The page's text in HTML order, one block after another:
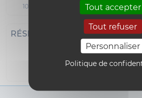
Tout accepter
Tout refuser
Personnaliser
Politique de
1000 Bruxelles
RÉSEAUX SOCIAUX